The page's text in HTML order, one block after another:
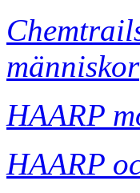
människor
HAARP
HAARP